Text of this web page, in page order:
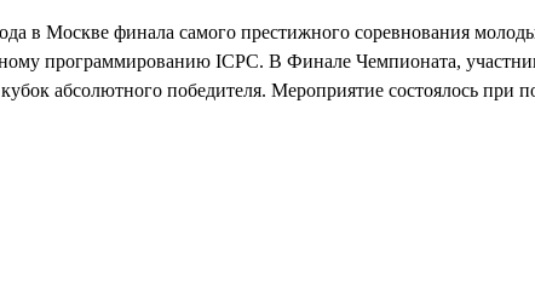
в Москве финала самого престижного соревнования
программированию ICPC. В Финале Чемпионата,
абсолютного победителя. Мероприятие состоялось